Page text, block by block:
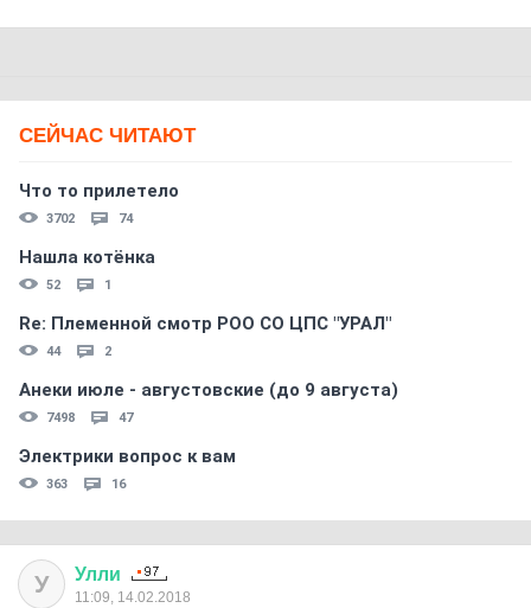
СЕЙЧАС ЧИТАЮТ
Что то прилетело
3702 74
Нашла котёнка
52 1
Re: Племеннoй смoтр РOO CO ЦПС "УРАЛ"
44 2
Анеки июле - августовские (до 9 августа)
7498 47
Электрики вопрос к вам
363 16
У Улли
11:09, 14.02.2018